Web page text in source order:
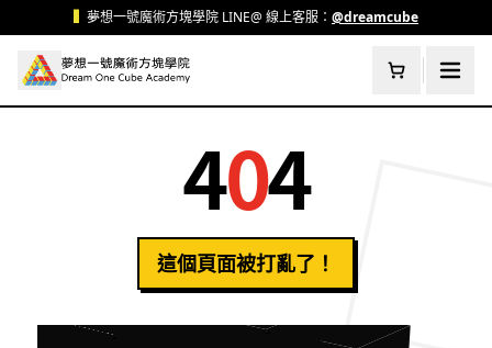
跳至主要內容夢想一號魔術方塊學院 LINE@ 線上客服： @dreamcube
404
這個頁面被打亂了！